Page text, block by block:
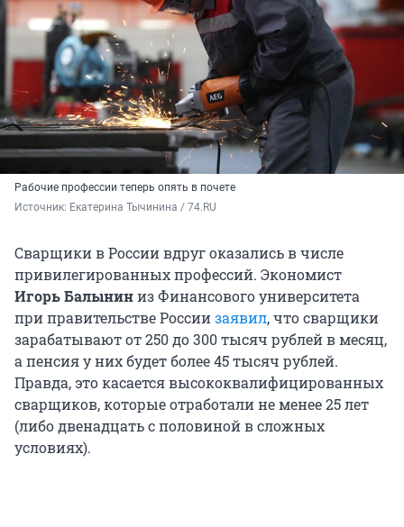
Рабочие профессии теперь опять в почете
Источник: Екатерина Тычинина / 74.RU
Сварщики в России вдруг оказались в числе
привилегированных профессий. Экономист
Игорь Балыниниз Финансового университета
при правительстве Россиизаявил, что сварщики
зарабатывают от 250 до 300 тысяч рублей в месяц,
а пенсия у них будет более 45 тысяч рублей.
Правда, это касается высококвалифицированных
сварщиков, которые отработали не менее 25 лет
(либо двенадцать с половиной в сложных
условиях).